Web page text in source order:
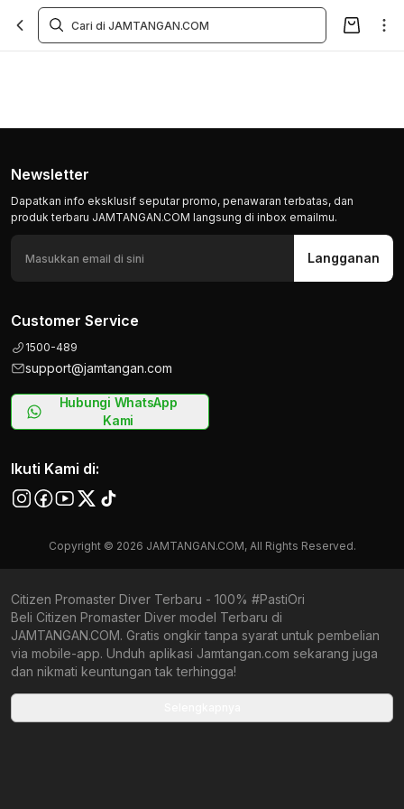
Newsletter
Dapatkan info eksklusif seputar promo, penawaran terbatas, dan
produk terbaru JAMTANGAN.COM langsung di inbox emailmu.
Langganan
Customer Service
1500-489
support@jamtangan.com
Hubungi WhatsApp
Kami
Ikuti Kami di:
Copyright © 2026 JAMTANGAN.COM, All Rights Reserved.
Citizen Promaster Diver Terbaru - 100% #PastiOri
Beli Citizen Promaster Diver model Terbaru di
JAMTANGAN.COM. Gratis ongkir tanpa syarat untuk pembelian
via mobile-app. Unduh aplikasi Jamtangan.com sekarang juga
dan nikmati keuntungan tak terhingga!
Citizen Chronograph